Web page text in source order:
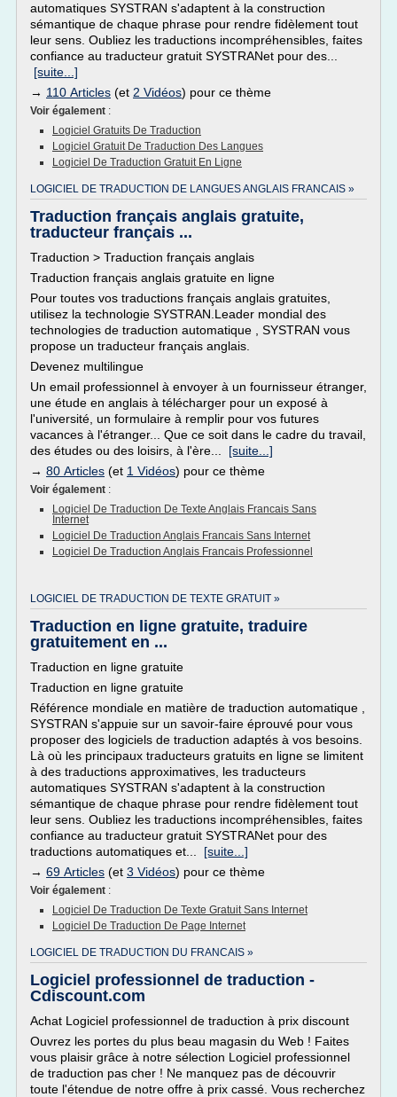
automatiques SYSTRAN s'adaptent à la construction
sémantique de chaque phrase pour rendre fidèlement tout
leur sens. Oubliez les traductions incompréhensibles, faites
confiance au traducteur gratuit SYSTRANet pour des...
[suite...]
→ 110 Articles (et 2 Vidéos) pour ce thème
Voir également :
Logiciel Gratuits De Traduction
Logiciel Gratuit De Traduction Des Langues
Logiciel De Traduction Gratuit En Ligne
LOGICIEL DE TRADUCTION DE LANGUES ANGLAIS FRANCAIS »
Traduction français anglais gratuite,
traducteur français ...
Traduction > Traduction français anglais
Traduction français anglais gratuite en ligne
Pour toutes vos traductions français anglais gratuites,
utilisez la technologie SYSTRAN.Leader mondial des
technologies de traduction automatique , SYSTRAN vous
propose un traducteur français anglais.
Devenez multilingue
Un email professionnel à envoyer à un fournisseur étranger,
une étude en anglais à télécharger pour un exposé à
l'université, un formulaire à remplir pour vos futures
vacances à l'étranger... Que ce soit dans le cadre du travail,
des études ou des loisirs, à l'ère... [suite...]
→ 80 Articles (et 1 Vidéos) pour ce thème
Voir également :
Logiciel De Traduction De Texte Anglais Francais Sans
Internet
Logiciel De Traduction Anglais Francais Sans Internet
Logiciel De Traduction Anglais Francais Professionnel
LOGICIEL DE TRADUCTION DE TEXTE GRATUIT »
Traduction en ligne gratuite, traduire
gratuitement en ...
Traduction en ligne gratuite
Traduction en ligne gratuite
Référence mondiale en matière de traduction automatique ,
SYSTRAN s'appuie sur un savoir-faire éprouvé pour vous
proposer des logiciels de traduction adaptés à vos besoins.
Là où les principaux traducteurs gratuits en ligne se limitent
à des traductions approximatives, les traducteurs
automatiques SYSTRAN s'adaptent à la construction
sémantique de chaque phrase pour rendre fidèlement tout
leur sens. Oubliez les traductions incompréhensibles, faites
confiance au traducteur gratuit SYSTRANet pour des
traductions automatiques et... [suite...]
→ 69 Articles (et 3 Vidéos) pour ce thème
Voir également :
Logiciel De Traduction De Texte Gratuit Sans Internet
Logiciel De Traduction De Page Internet
LOGICIEL DE TRADUCTION DU FRANCAIS »
Logiciel professionnel de traduction -
Cdiscount.com
Achat Logiciel professionnel de traduction à prix discount
Ouvrez les portes du plus beau magasin du Web ! Faites
vous plaisir grâce à notre sélection Logiciel professionnel
de traduction pas cher ! Ne manquez pas de découvrir
toute l'étendue de notre offre à prix cassé. Vous recherchez